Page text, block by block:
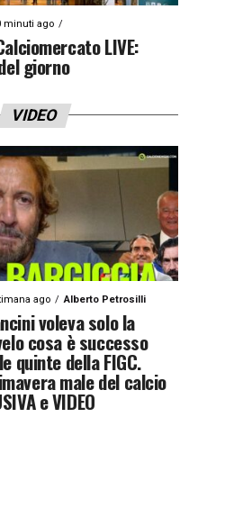
minuti ago
LIVE:
giorno
VIDEO
ago Alberto Petrosilli
voleva solo la
cosa è successo
quinte della FIGC.
male del calcio
e VIDEO